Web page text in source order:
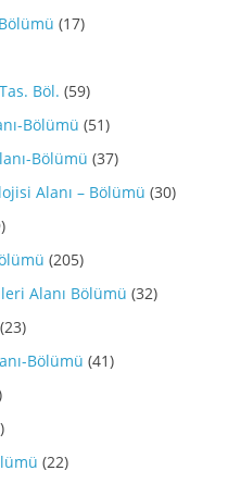
(17)
Böl. (59)
Bölümü (51)
Bölümü (37)
Alanı – Bölümü (30)
(205)
Alanı Bölümü (32)
(23)
Bölümü (41)
(22)